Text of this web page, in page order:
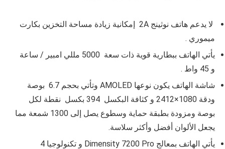
لا يدعم هاتف نوثينج 2A
إمكانية زيادة مساحة التخزين بكارت
ميموري .
يأتي الهاتف ببطارية قوية ذات سعة 5000 مللي امبير / ساعة
و 45 واط .
شاشة الهاتف يكون نوعها AMOLED وتأتي بحجم 6.7 بوصة
ودقة 1080×2412 و كثافة البكسل
نقطة لكل
بوصة ومزودة بطبقة حماية وسطوع يصل إلى 1300 شمعة مما
يجعل الألوان أفضل وأكثر سلاسة.
يأتي الهاتف بمعالج Dimensity 7200 Pro
و تكنولوجيا 4